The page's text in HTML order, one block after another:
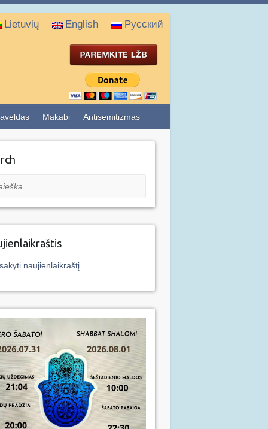
Lietuvių English Русский
Makabi Antisemitizmas
naujienlaikraštį